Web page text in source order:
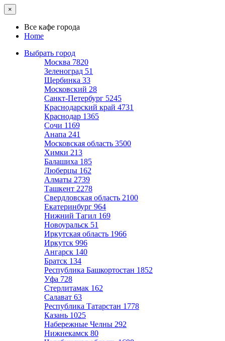
×
Все кафе города
Home
Выбрать город
Москва 7820
Зеленоград 51
Щербинка 33
Московский 28
Санкт-Петербург 5245
Краснодарский край 4731
Краснодар 1365
Сочи 1169
Анапа 241
Московская область 3500
Химки 213
Балашиха 185
Люберцы 162
Алматы 2739
Ташкент 2278
Свердловская область 2100
Екатеринбург 964
Нижний Тагил 169
Новоуральск 51
Иркутская область 1966
Иркутск 996
Ангарск 140
Братск 134
Республика Башкортостан 1852
Уфа 728
Стерлитамак 162
Салават 63
Республика Татарстан 1778
Казань 1025
Набережные Челны 292
Нижнекамск 80